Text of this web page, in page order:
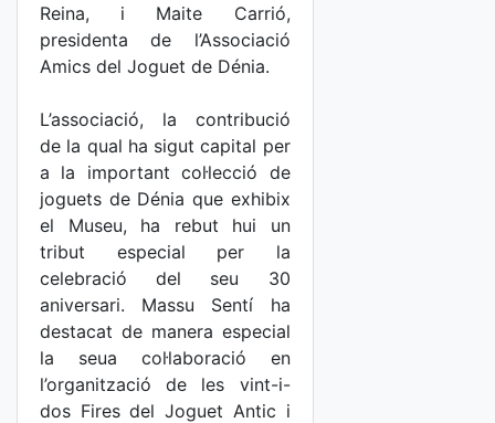
Reina, i Maite Carrió,
presidenta de l’Associació
Amics del Joguet de Dénia.
L’associació, la contribució
de la qual ha sigut capital per
a la important col·lecció de
joguets de Dénia que exhibix
el Museu, ha rebut hui un
tribut especial per la
celebració del seu 30
aniversari. Massu Sentí ha
destacat de manera especial
la seua col·laboració en
l’organització de les vint-i-
dos Fires del Joguet Antic i